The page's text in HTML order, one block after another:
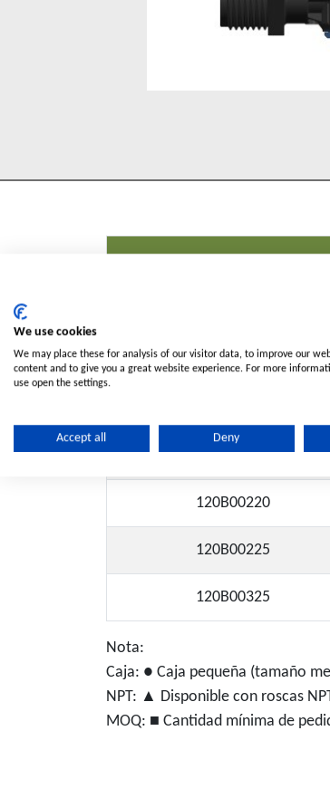
120B00120
120B00216
120B00220
120B00225
120B00325
Nota:
Caja: ● Caja pequeña (tamaño
NPT: ▲ Disponible con roscas
MOQ: ■ Cantidad mínima de
We use cookies
We may place these for analysis of our visitor data, to improve our
content and to give you a great website experience. For more
use open the settings.
Accept all Deny